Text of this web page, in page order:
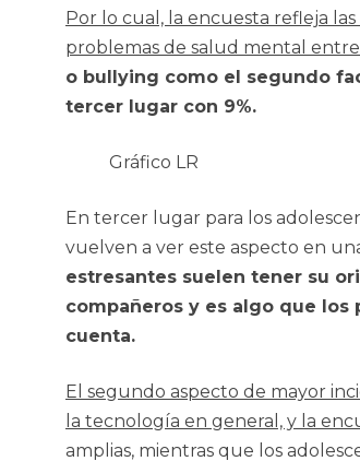
Por lo cual, la encuesta refleja
problemas de salud mental entre
o bullying como el segundo
tercer lugar con 9%.
Gráfico LR
En tercer lugar para los
vuelven a ver este aspecto en
estresantes suelen tener su
compañeros y es algo que
cuenta.
El segundo aspecto de mayor
la tecnología en general, y la
amplias, mientras que los